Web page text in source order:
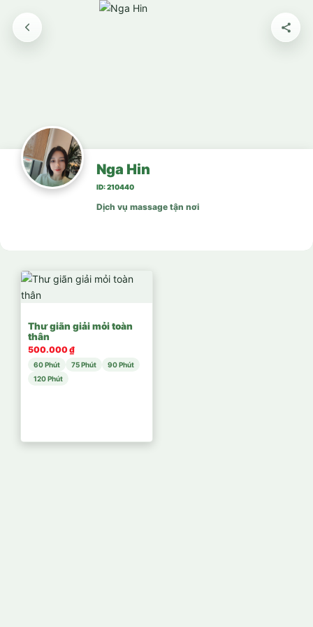
Nga Hin
ID: 210440
Dịch vụ massage tận nơi
Thư giãn giải mỏi toàn
thân
500.000 ₫
60 Phút 75 Phút
90 Phút
120 Phút